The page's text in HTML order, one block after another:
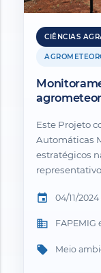
CIÊNCIAS
do Norte
Este Projeto
Automáticas
estratégicos
event 04/11/
business FAPEMIG
local_offer Meio